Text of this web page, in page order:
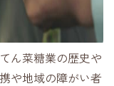
ん菜糖業の歴史や
や地域の障がい者